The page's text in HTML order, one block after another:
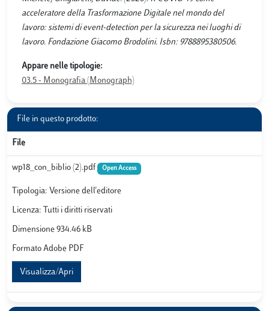
acceleratore della Trasformazione Digitale nel mondo del
lavoro: sistemi di event-detection per la sicurezza nei luoghi di
lavoro. Fondazione Giacomo Brodolini. Isbn: 9788895380506.
Appare nelle tipologie:
03.5 - Monografia (Monograph)
File in questo prodotto:
File
wp18_con_biblio (2).pdf Open Access
Tipologia: Versione dell'editore
Licenza: Tutti i diritti riservati
Dimensione 934.46 kB
Formato Adobe PDF
Visualizza/Apri